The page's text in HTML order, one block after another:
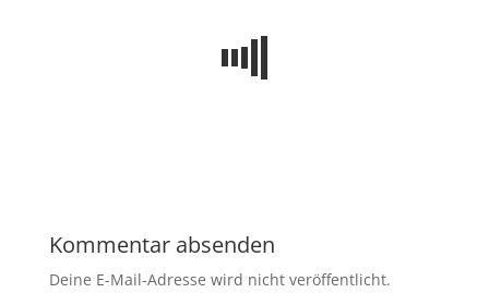
Kommentar absenden
Deine E-Mail-Adresse wird nicht veröffentlicht.